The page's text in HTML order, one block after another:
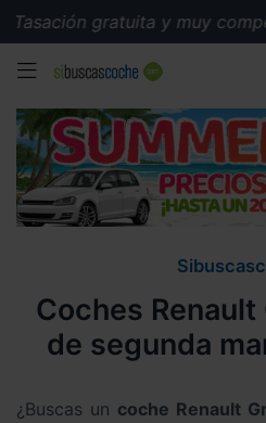
gratuita y muy
MENÚ
Coches
de segunda
¿Buscas un coche Renault